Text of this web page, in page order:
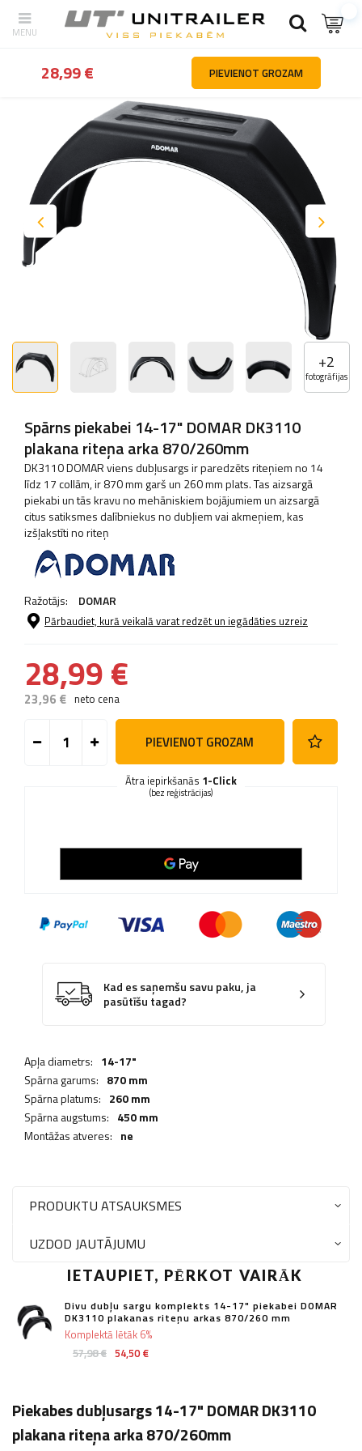
Atpakaļ Mājas Dubļusargi un aizsardzība pret
+2
fotogrāfijas
Spārns piekabei 14-17" DOMAR DK3110
plakana riteņa arka 870/260mm
DK3110 DOMAR viens dubļusargs ir paredzēts riteņiem no 14
līdz 17 collām, ir 870 mm garš un 260 mm plats. Tas aizsargā
piekabi un tās kravu no mehāniskiem bojājumiem un aizsargā
citus satiksmes dalībniekus no dubļiem vai akmeņiem, kas
izšļakstīti no riteņ
Ražotājs: DOMAR
Pārbaudiet, kurā veikalā varat redzēt un iegādāties uzreiz
28,99 €
23,96 € neto cena
PIEVIENOT GROZAM
Ātra iepirkšanās 1-Click
(bez reģistrācijas)
Kad es saņemšu savu paku, ja
pasūtīšu tagad?
Apļa diametrs: 14-17"
Spārna garums: 870 mm
Spārna platums: 260 mm
Spārna augstums: 450 mm
Montāžas atveres: ne
28,99 € PIEVIENOT GROZAM
PRODUKTU ATSAUKSMES
UZDOD JAUTĀJUMU
IETAUPIET, PĒRKOT VAIRĀK
Divu dubļu sargu komplekts 14-17" piekabei DOMAR
DK3110 plakanas riteņu arkas 870/260 mm
57,98 € 54,50 €
Komplektā lētāk 6%
Piekabes dubļusargs 14-17" DOMAR DK3110
plakana riteņa arka 870/260mm